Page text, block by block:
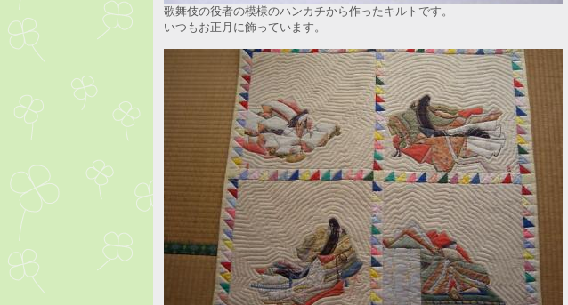
歌舞伎の役者の模様のハンカチから作ったキルトです。
いつもお正月に飾っています。